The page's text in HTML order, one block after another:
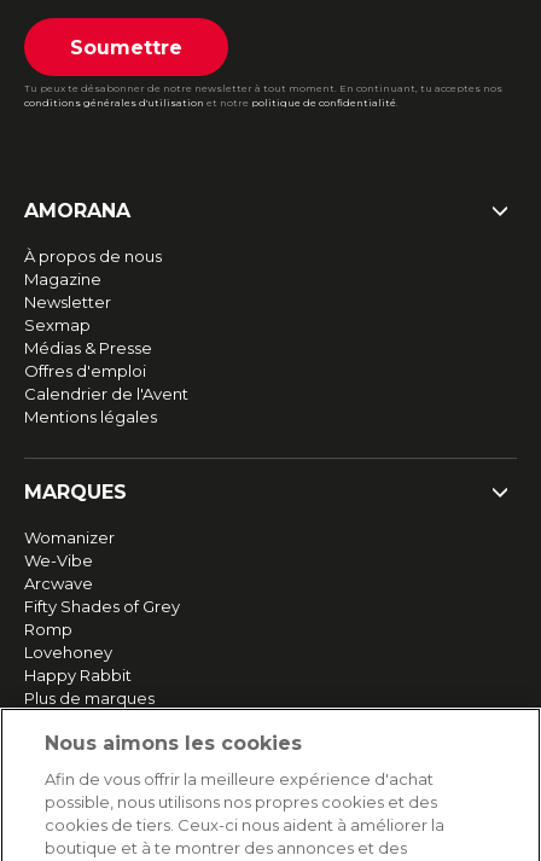
Soumettre
Tu peux te désabonner de notre newsletter à tout moment. En continuant, tu acceptes nos
conditions générales d'utilisation et notre politique de confidentialité.
AMORANA
À propos de nous
Magazine
Newsletter
Sexmap
Médias & Presse
Offres d'emploi
Calendrier de l'Avent
Mentions légales
MARQUES
Womanizer
We-Vibe
Arcwave
Fifty Shades of Grey
Romp
Lovehoney
Happy Rabbit
Plus de marques
SERVICE
Livraison rapide et gratuite
Retours & remboursements
Nous aimons les cookies
Afin de vous offrir la meilleure expérience d'achat
possible, nous utilisons nos propres cookies et des
cookies de tiers. Ceux-ci nous aident à améliorer la
boutique et à te montrer des annonces et des